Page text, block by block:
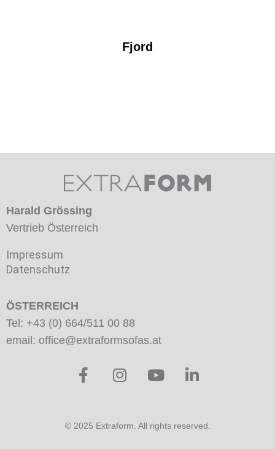
Fjord
Harald Grössing
Vertrieb Österreich
Impressum
Datenschutz
ÖSTERREICH
Tel: +43 (0) 664/511 00 88
email: ofﬁce@extraformsofas.at
F
a
b
I
n
a
Y
o
u
i
e
© 2025 Extraform. All rights reserved.